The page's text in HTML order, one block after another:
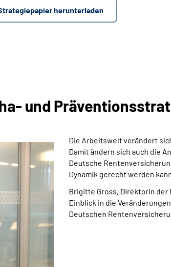
herunterladen
und
Die Arbeitswelt verändert
Damit ändern sich auch die
Deutsche
Dynamik gerecht werden
Brigitte Gross, Direktorin
Einblick in die
Deutschen